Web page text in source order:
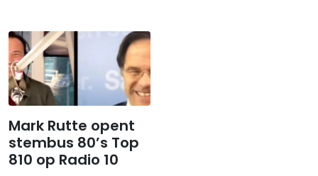
Mark Rutte opent
stembus 80’s Top
810 op Radio 10